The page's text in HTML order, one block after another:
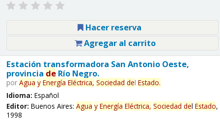
Hacer reserva
Agregar al carrito
Estación transformadora San Antonio Oeste,
provincia deRío Negro.
por Agua y Energía Eléctrica, Sociedad del Estado.
Idioma: Español
Editor: Buenos Aires: Agua y Energía Eléctrica, Sociedad del Estado,
1998